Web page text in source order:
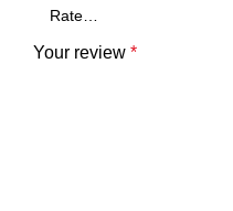
Your review *